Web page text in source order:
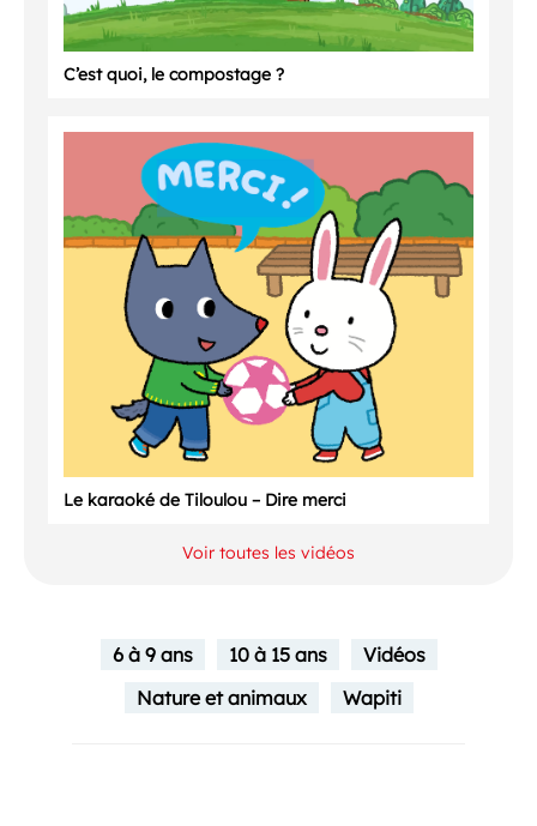
C’est quoi, le compostage ?
Le karaoké de Tiloulou – Dire merci
Voir toutes les vidéos
6 à 9 ans 10 à 15 ans
Vidéos
Nature et animaux
Wapiti